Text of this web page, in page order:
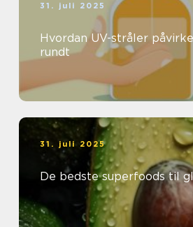
31. juli 2025
Hvordan UV-stråler
rundt
31. juli 2025
De bedste superfoods til